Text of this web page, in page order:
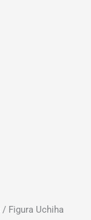
/ Figura Uchiha